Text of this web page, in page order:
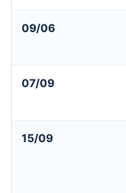
09/06
07/09
15/09